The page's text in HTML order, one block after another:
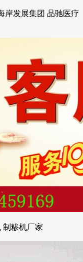
岸发展集团 品驰医疗
制糁机厂家